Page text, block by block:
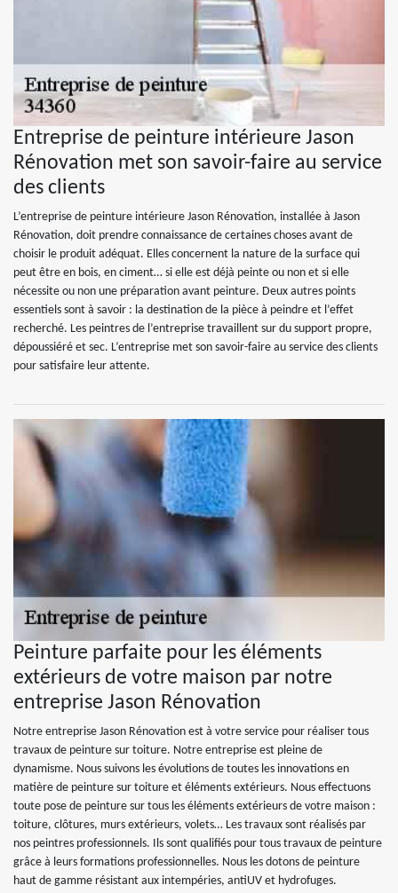
Entreprise de peinture intérieure Jason
Rénovation met son savoir-faire au service
des clients
L’entreprise de peinture intérieure Jason Rénovation, installée à Jason
Rénovation, doit prendre connaissance de certaines choses avant de
choisir le produit adéquat. Elles concernent la nature de la surface qui
peut être en bois, en ciment… si elle est déjà peinte ou non et si elle
nécessite ou non une préparation avant peinture. Deux autres points
essentiels sont à savoir : la destination de la pièce à peindre et l’effet
recherché. Les peintres de l’entreprise travaillent sur du support propre,
dépoussiéré et sec. L’entreprise met son savoir-faire au service des clients
pour satisfaire leur attente.
Peinture parfaite pour les éléments
extérieurs de votre maison par notre
entreprise Jason Rénovation
Notre entreprise Jason Rénovation est à votre service pour réaliser tous
travaux de peinture sur toiture. Notre entreprise est pleine de
dynamisme. Nous suivons les évolutions de toutes les innovations en
matière de peinture sur toiture et éléments extérieurs. Nous effectuons
toute pose de peinture sur tous les éléments extérieurs de votre maison :
toiture, clôtures, murs extérieurs, volets… Les travaux sont réalisés par
nos peintres professionnels. Ils sont qualifiés pour tous travaux de peinture
grâce à leurs formations professionnelles. Nous les dotons de peinture
haut de gamme résistant aux intempéries, antiUV et hydrofuges.